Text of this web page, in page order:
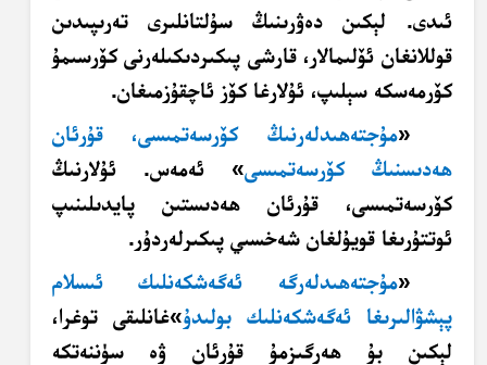
ئىدى. لېكىن دەۋرىنىڭ سۇلتانلىرى تەرىپىدىن
قوللانغان ئۆلىمالار، قارشى پىكىردىكىلەرنى كۆرسىمۇ
كۆرمەسكە سېلىپ، ئۇلارغا كۆز ئاچقۇزمىغان.
«مۇجتەھىدلەرنىڭ كۆرسەتمىسى، قۇرئان
ھەدىسنىڭ كۆرسەتمىسى» ئەمەس. ئۇلارنىڭ
كۆرسەتمىسى، قۇرئان ھەدىستىن پايدىلىنىپ
ئوتتۇرىغا قويۇلغان شەخسىي پىكىرلەردۇر.
«مۇجتەھىدلەرگە ئەگەشكەنلىك ئىسلام
پېشۋالىرىغا ئەگەشكەنلىك بولىدۇ»غانلىقى توغرا،
لېكىن بۇ ھەرگىزمۇ قۇرئان ۋە سۈننەتكە